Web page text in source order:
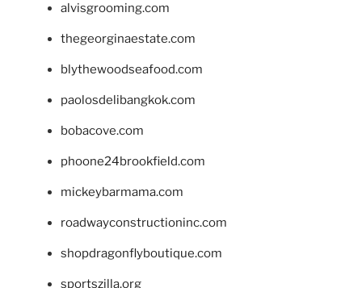
alvisgrooming.com
thegeorginaestate.com
blythewoodseafood.com
paolosdelibangkok.com
bobacove.com
phoone24brookfield.com
mickeybarmama.com
roadwayconstructioninc.com
shopdragonflyboutique.com
sportszilla.org